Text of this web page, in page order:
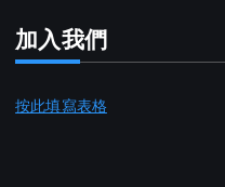
加入我們
按此填寫表格